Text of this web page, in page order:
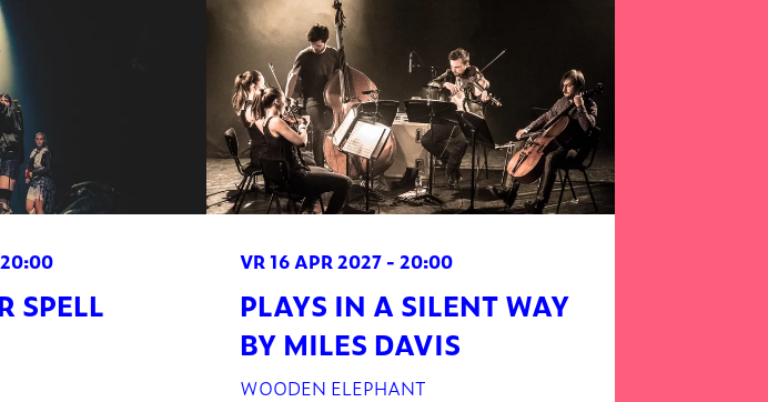
SPELL
PLAYS IN A SILENT WAY
BY MILES DAVIS
WOODEN ELEPHANT
VR 16 APR 2027 - 20:00